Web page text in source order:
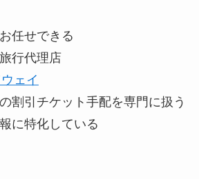
任せできる
行代理店
ェイ
割引チケット手配を専門に扱う
に特化している